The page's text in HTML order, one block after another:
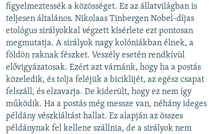
figyelmeztessék a közösséget. Ez az állatvilágban is
teljesen általános. Nikolaas Tinbergen Nobel-díjas
etológus sirályokkal végzett kísérlete ezt pontosan
megmutatja. A sirályok nagy kolóniákban élnek, a
földön raknak fészket. Veszély esetén rendkívül
elővigyázatosak. Ezért azt várnánk, hogy ha a postás
közeledik, és tolja feléjük a biciklijét, az egész csapat
felszáll, és elzavarja. De kiderült, hogy ez nem így
működik. Ha a postás még messze van, néhány ideges
példány vészkiáltást hallat. Ez alapján az összes
példánynak fel kellene szállnia, de a sirályok nem